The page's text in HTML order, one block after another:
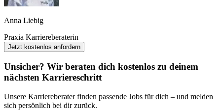
Anna Liebig
Praxia Karriereberaterin
Jetzt kostenlos anfordern
Unsicher? Wir beraten dich kostenlos zu deinem
nächsten Karriereschritt
Unsere Karriereberater finden passende Jobs für dich – und melden
sich persönlich bei dir zurück.